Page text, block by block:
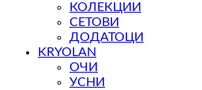
КОЛЕКЦИИ
СЕТОВИ
ДОДАТОЦИ
KRYOLAN
ОЧИ
УСНИ